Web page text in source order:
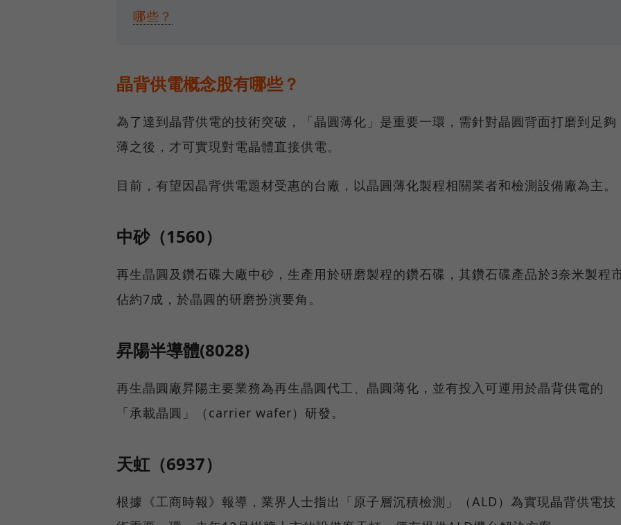
哪些？
晶背供電概念股有哪些？
為了達到晶背供電的技術突破，「晶圓薄化」是重要一環，需針對晶圓背面打磨到足夠
薄之後，才可實現對電晶體直接供電。
目前，有望因晶背供電題材受惠的台廠，以晶圓薄化製程相關業者和檢測設備廠為主。
中砂（1560）
再生晶圓及鑽石碟大廠中砂，生產用於研磨製程的鑽石碟，其鑽石碟產品於3奈米製程
佔約7成，於晶圓的研磨扮演要角。
昇陽半導體(8028)
再生晶圓廠昇陽主要業務為再生晶圓代工、晶圓薄化，並有投入可運用於晶背供電的
「承載晶圓」（carrier wafer）研發。
天虹（6937）
根據《工商時報》報導，業界人士指出「原子層沉積檢測」（ALD）為實現晶背供電技